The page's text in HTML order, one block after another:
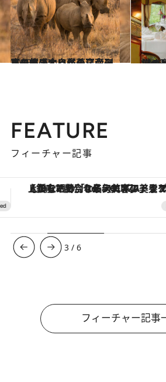
2025.1.13
【ロボス・レイル】南アフリカの大自然のスケールを体感する豪華寝台列車の旅
旅＆お出かけ 【オリエント急行】ヨーロッ
旅＆
FEATURE
フィーチャー記事
「大事なのは地域の意識を変えること」。ロレックス賞受賞の自
3 /6
フィーチャー記事